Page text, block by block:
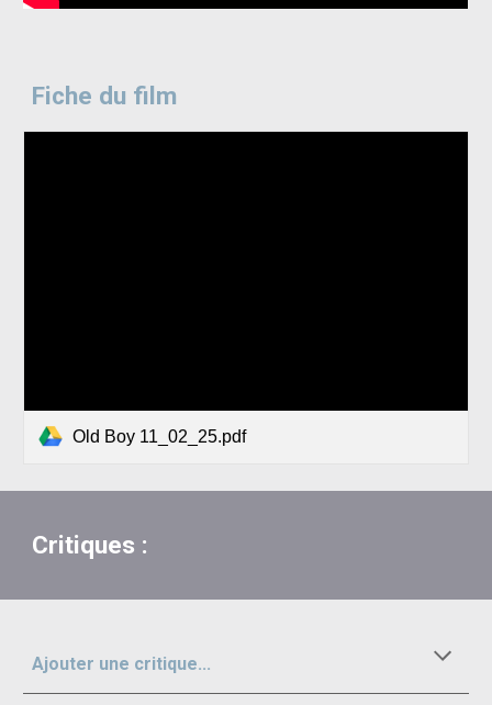
Fiche du film
Old Boy 11_02_25.pdf
Critiques :
Ajouter une critique...